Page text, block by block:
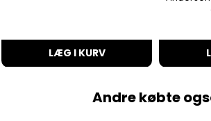
LÆG I KURV
Andre købte